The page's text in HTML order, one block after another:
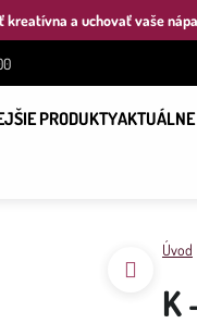
kreatívna a uchovať vaše
PRODUKTY
Úvod
K